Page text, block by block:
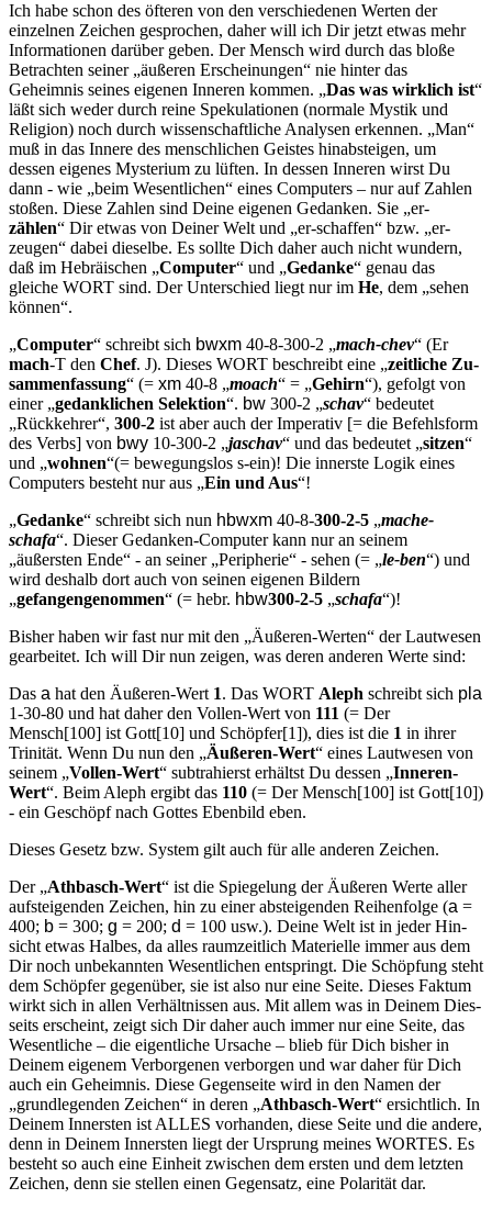
Ich habe schon des öfteren von den verschiedenen Werten der
einzel­nen Zeichen gesprochen, daher will ich Dir jetzt etwas mehr
Informa­tionen darüber geben. Der Mensch wird durch das bloße
Betrachten seiner „äußeren Erscheinungen“ nie hinter das
Geheimnis seines eige­nen Inneren kommen. „Das was wirklich ist“
läßt sich weder durch reine Spekulationen (normale Mystik und
Religion) noch durch wissen­schaftliche Analysen erkennen. „Man“
muß in das Innere des menschlichen Geistes hinabsteigen, um
dessen eigenes Mysterium zu lüften. In dessen Inneren wirst Du
dann - wie „beim Wesentlichen“ eines Computers – nur auf Zahlen
stoßen. Diese Zahlen sind Deine eigenen Gedanken. Sie „er-
zählen“ Dir etwas von Deiner Welt und „er-schaffen“ bzw. „er-
zeugen“ dabei dieselbe. Es sollte Dich daher auch nicht wundern,
daß im Hebräischen „Computer“ und „Gedanke“ genau das
gleiche WORT sind. Der Unterschied liegt nur im He, dem „sehen
können“.
„Computer“ schreibt sich bwxm 40-8-300-2 „mach-chev“ (Er
mach-T den Chef. J). Dieses WORT beschreibt eine „zeitliche Zu­
sammenfassung“ (= xm 40-8 „moach“ = „Gehirn“), gefolgt von
ei­ner „gedanklichen Selektion“. bw 300-2 „schav“ bedeutet
„Rück­kehrer“, 300-2 ist aber auch der Imperativ [= die Befehlsform
des Verbs] von bwy 10-300-2 „jaschav“ und das bedeutet „sitzen“
und „wohnen“(= bewegungslos s-ein)! Die innerste Logik eines
Com­puters besteht nur aus „Ein und Aus“!
„Gedanke“ schreibt sich nun hbwxm 40-8-300-2-5 „mache-
schafa“. Dieser Gedanken-Computer kann nur an seinem
„äußersten Ende“ - an seiner „Peripherie“ - sehen (= „le-ben“) und
wird deshalb dort auch von seinen eigenen Bildern
„gefangengenommen“ (= hebr. hbw300-2-5 „schafa“)!
Bisher haben wir fast nur mit den „Äußeren-Werten“ der Lautwesen
gearbeitet. Ich will Dir nun zeigen, was deren anderen Werte sind:
Das a hat den Äußeren-Wert 1. Das WORT Aleph schreibt sich pla
1-30-80 und hat daher den Vollen-Wert von 111 (= Der
Mensch[100] ist Gott[10] und Schöpfer[1]), dies ist die 1 in ihrer
Tri­nität. Wenn Du nun den „Äußeren-Wert“ eines Lautwesen von
sei­nem „Vollen-Wert“ subtrahierst erhältst Du dessen „Inneren-
Wert“. Beim Aleph ergibt das 110 (= Der Mensch[100] ist Gott[10])
- ein Ge­schöpf nach Gottes Ebenbild eben.
Dieses Gesetz bzw. System gilt auch für alle anderen Zeichen.
Der „Athbasch-Wert“ ist die Spiegelung der Äußeren Werte aller
aufsteigenden Zeichen, hin zu einer absteigenden Reihenfolge (a =
400; b = 300; g = 200; d = 100 usw.). Deine Welt ist in jeder Hin­
sicht etwas Halbes, da alles raumzeitlich Materielle immer aus dem
Dir noch unbekannten Wesentlichen entspringt. Die Schöpfung steht
dem Schöpfer gegenüber, sie ist also nur eine Seite. Dieses Faktum
wirkt sich in allen Verhältnissen aus. Mit allem was in Deinem Dies­
seits erscheint, zeigt sich Dir daher auch immer nur eine Seite, das
Wesentliche – die eigentliche Ursache – blieb für Dich bisher in
Dei­nem eigenem Verborgenen verborgen und war daher für Dich
auch ein Geheimnis. Diese Gegenseite wird in den Namen der
„grundlegenden Zeichen“ in deren „Athbasch-Wert“ ersichtlich. In
Deinem Innersten ist ALLES vorhanden, diese Seite und die andere,
denn in Deinem In­nersten liegt der Ursprung meines WORTES. Es
besteht so auch eine Einheit zwischen dem ersten und dem letzten
Zeichen, denn sie stellen einen Gegensatz, eine Polarität dar.